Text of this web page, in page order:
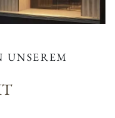
UNSEREM